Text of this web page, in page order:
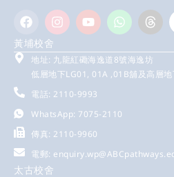
黃埔校舍
地址: 九龍紅磡海逸道8號海逸坊
低層地下LG01, 01A ,01B舖及高層
電話: 2110-9993
WhatsApp: 7075-2110
傳真: 2110-9960
電郵:
太古校舍